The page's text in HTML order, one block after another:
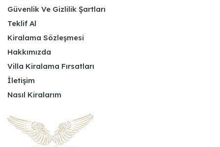
Güvenlik Ve Gizlilik Şartları
Teklif Al
Kiralama Sözleşmesi
Hakkımızda
Villa Kiralama Fırsatları
İletişim
Nasıl Kiralarım